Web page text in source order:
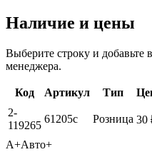
Наличие и цены
Выберите строку и добавьте
менеджера.
Код Артикул Тип
2-
119265
61205с Розница 30
А+Авто+